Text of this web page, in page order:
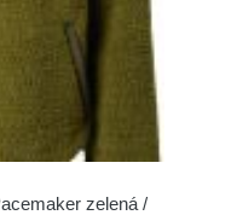
zelená /